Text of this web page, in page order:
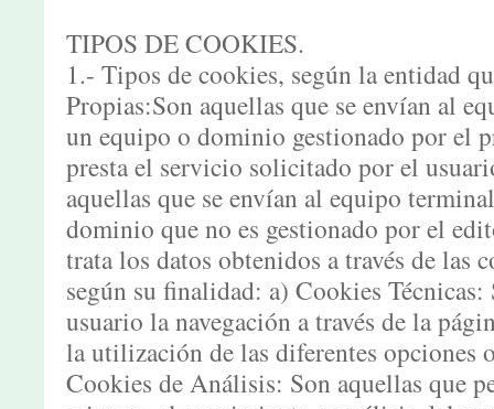
TIPOS DE COOKIES.
1.- Tipos de cookies, según la entidad
Propias:Son aquellas que se envían al
un equipo o dominio gestionado por el
presta el servicio solicitado por el
aquellas que se envían al equipo
dominio que no es gestionado por el
trata los datos obtenidos a través de las
según su finalidad: a) Cookies
usuario la navegación a través de la
la utilización de las diferentes opciones
Cookies de Análisis: Son aquellas que